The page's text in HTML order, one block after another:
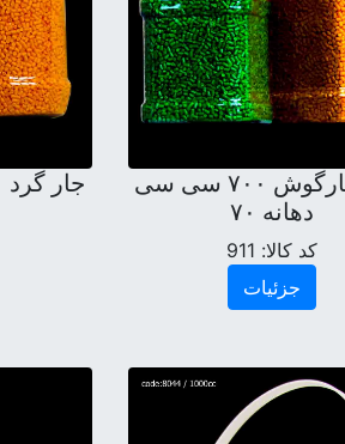
جار چهارگوش ۷۰۰ سی سی
دهانه ۷۰
کد کالا: 911
جزئیات